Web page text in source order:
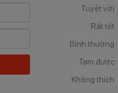
Tuyệt vời
Rất tốt
Bình thường
Tạm được
Không thích